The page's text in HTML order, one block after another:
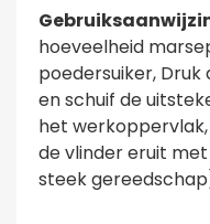
hoeveelheid
poedersuiker,
en schuif de
het
de vlinder eruit
steek